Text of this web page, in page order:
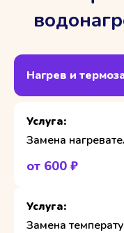
Нагрев и
Замена
от 600 ₽
Замена